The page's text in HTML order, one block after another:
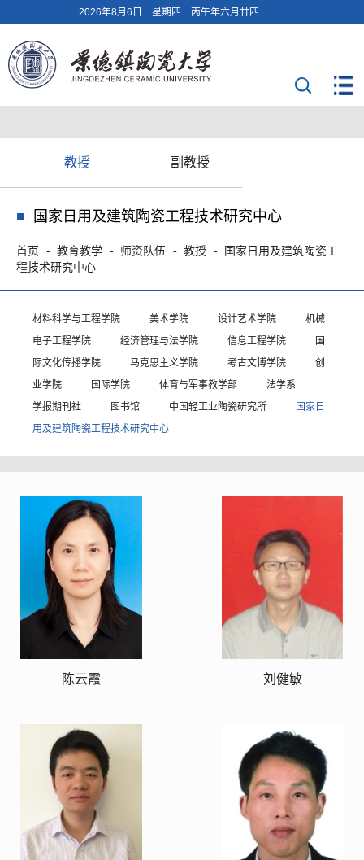
2026年8月6日 星期四 丙午年六月廿四
教授 副教授
国家日用及建筑陶瓷工程技术研究中心
首页 教育教学 师资队伍 教授
国家日用及建筑陶瓷工
程技术研究中心
材料科学与工程学院 美术学院 设计艺术学院
机械
电子工程学院
经济管理与法学院 信息工程学院
国
际文化传播学院
马克思主义学院 考古文博学院
创
业学院
国际学院 体育与军事教学部
法学系
学报期刊社
图书馆 中国轻工业陶瓷研究所
国家日
用及建筑陶瓷工程技术研究中心
陈云霞 刘健敏